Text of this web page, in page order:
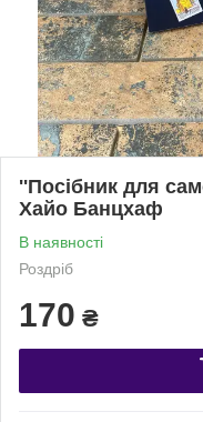
''Посібник для
Хайо Банцхаф
В наявності
Роздріб
170 ₴